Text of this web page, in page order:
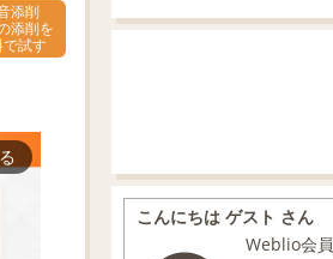
添削
添削を
で試す
こんにちは ゲスト さん
Weblio会員